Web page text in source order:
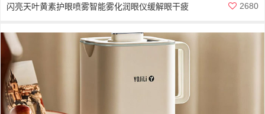
闪亮天叶黄素护眼喷雾智能雾化润眼仪缓解眼干疲
劳
2680